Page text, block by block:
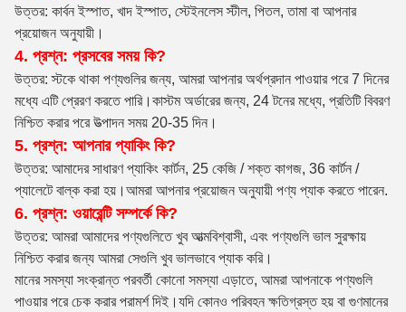
উত্তর: কার্বন ইস্পাত, খাদ ইস্পাত, স্টেইনলেস স্টীল, পিতল, তামা বা আপনার
প্রয়োজন অনুযায়ী।
4. প্রশ্ন: প্রসবের সময় কি?
উত্তর: স্টকে থাকা পণ্যগুলির জন্য, আমরা আপনার অর্থপ্রদান পাওয়ার পরে 7 দিনের
মধ্যে এটি প্রেরণ করতে পারি।কাস্টম অর্ডারের জন্য, 24 টনের মধ্যে, প্রতিটি বিবরণ
নিশ্চিত করার পরে উত্পাদন সময় 20-35 দিন।
5. প্রশ্ন: আপনার প্যাকিং কি?
উত্তর: আমাদের সাধারণ প্যাকিং কার্টন, 25 কেজি / শক্ত কাগজ, 36 কার্টন /
প্যালেটে বাল্ক করা হয়।আমরা আপনার প্রয়োজন অনুযায়ী পণ্য প্যাক করতে পারেন.
6. প্রশ্ন: ওয়ারেন্টি সম্পর্কে কি?
উত্তর: আমরা আমাদের পণ্যগুলিতে খুব আত্মবিশ্বাসী, এবং পণ্যগুলি ভাল সুরক্ষায়
নিশ্চিত করার জন্য আমরা সেগুলি খুব ভালভাবে প্যাক করি।
মানের সমস্যা সংক্রান্ত পরবর্তী কোনো সমস্যা এড়াতে, আমরা আপনাকে পণ্যগুলি
পাওয়ার পরে চেক করার পরামর্শ দিই।যদি কোনও পরিবহন ক্ষতিগ্রস্ত হয় বা গুণমানের